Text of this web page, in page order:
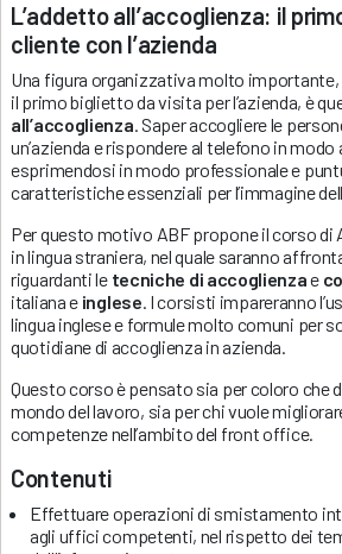
L’addetto all’accoglienza: il
cliente con l’azienda
Una figura organizzativa molto
il primo biglietto da visita per l’azienda, è
all’accoglienza. Saper accogliere le
un’azienda e rispondere al telefono in modo
esprimendosi in modo professionale e
caratteristiche essenziali per l’immagine
Per questo motivo ABF propone il corso di
in lingua straniera, nel quale saranno
riguardanti le tecniche di accoglienzae
italiana e inglese. I corsisti impareranno
lingua inglese e formule molto comuni per
quotidiane di accoglienza in azienda.
Questo corso è pensato sia per coloro che
mondo del lavoro, sia per chi vuole
competenze nell’ambito del front office.
Contenuti
Effettuare operazioni di smistamento
agli uffici competenti, nel rispetto dei